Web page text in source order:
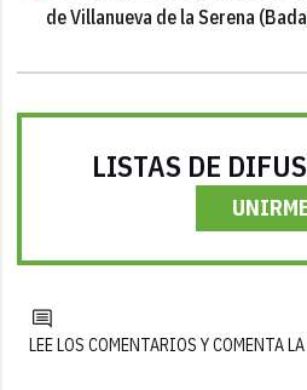
de Villanueva de la Serena
LISTAS DE
LEE LOS COMENTARIOS Y COMENTA